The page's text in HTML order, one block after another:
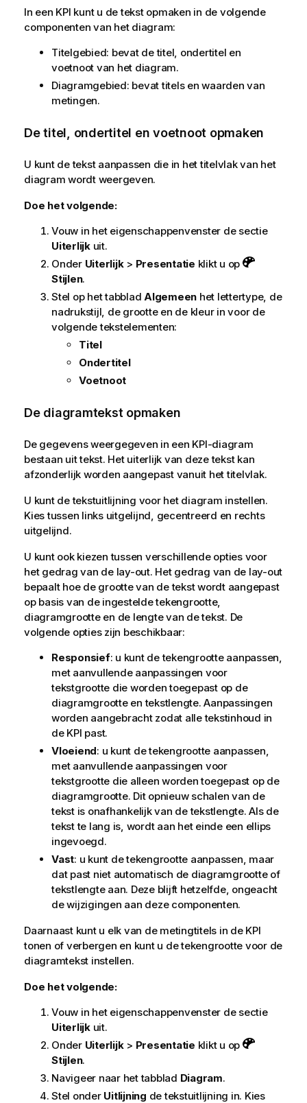
In een KPI kunt u de tekst opmaken in de volgende
componenten van het diagram:
Titelgebied: bevat de titel, ondertitel en
voetnoot van het diagram.
Diagramgebied: bevat titels en waarden van
metingen.
De titel, ondertitel en voetnoot opmaken
U kunt de tekst aanpassen die in het titelvlak van het
diagram wordt weergeven.
Doe het volgende:
Vouw in het eigenschappenvenster de sectie
Uiterlijkuit.
Onder Uiterlijk> Presentatie klikt u op
Stijlen.
Stel op het tabblad Algemeen het lettertype, de
nadrukstijl, de grootte en de kleur in voor de
volgende tekstelementen:
Titel
Ondertitel
Voetnoot
De diagramtekst opmaken
De gegevens weergegeven in een KPI-diagram
bestaan uit tekst. Het uiterlijk van deze tekst kan
afzonderlijk worden aangepast vanuit het titelvlak.
U kunt de tekstuitlijning voor het diagram instellen.
Kies tussen links uitgelijnd, gecentreerd en rechts
uitgelijnd.
U kunt ook kiezen tussen verschillende opties voor
het gedrag van de lay-out. Het gedrag van de lay-out
bepaalt hoe de grootte van de tekst wordt aangepast
op basis van de ingestelde tekengrootte,
diagramgrootte en de lengte van de tekst. De
volgende opties zijn beschikbaar:
Responsief: u kunt de tekengrootte aanpassen,
met aanvullende aanpassingen voor
tekstgrootte die worden toegepast op de
diagramgrootte en tekstlengte. Aanpassingen
worden aangebracht zodat alle tekstinhoud in
de KPI past.
Vloeiend: u kunt de tekengrootte aanpassen,
met aanvullende aanpassingen voor
tekstgrootte die alleen worden toegepast op de
diagramgrootte. Dit opnieuw schalen van de
tekst is onafhankelijk van de tekstlengte. Als de
tekst te lang is, wordt aan het einde een ellips
ingevoegd.
Vast: u kunt de tekengrootte aanpassen, maar
dat past niet automatisch de diagramgrootte of
tekstlengte aan. Deze blijft hetzelfde, ongeacht
de wijzigingen aan deze componenten.
Daarnaast kunt u elk van de metingtitels in de KPI
tonen of verbergen en kunt u de tekengrootte voor de
diagramtekst instellen.
Doe het volgende:
Vouw in het eigenschappenvenster de sectie
Uiterlijkuit.
Onder Uiterlijk> Presentatie klikt u op
Stijlen.
Navigeer naar het tabblad Diagram.
Stel onder Uitlijning de tekstuitlijning in. Kies